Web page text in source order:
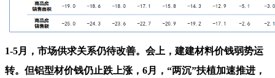
1-5月，市场供求关系仍待改善。会上，建建材料价钱弱势运
转。但铝型材价钱仍止跌上涨，6月，“两沉”扶植加速推进，